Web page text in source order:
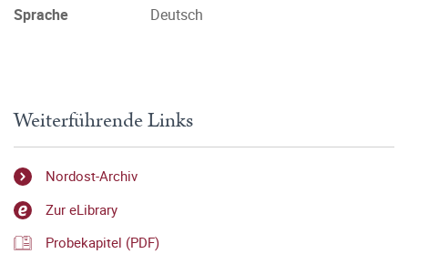
Sprache
Deutsch
Weiterführende Links
Nordost-Archiv
Zur eLibrary
Probekapitel (PDF)